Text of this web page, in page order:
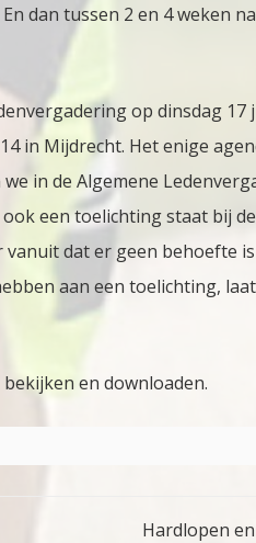
dan tussen 2 en 4 weken
op dinsdag 17
in Mijdrecht. Het enige
in de Algemene
een toelichting staat bij
dat er geen behoefte
aan een toelichting,
bekijken en downloaden.
Hardlopen